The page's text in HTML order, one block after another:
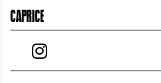
CAPRICE